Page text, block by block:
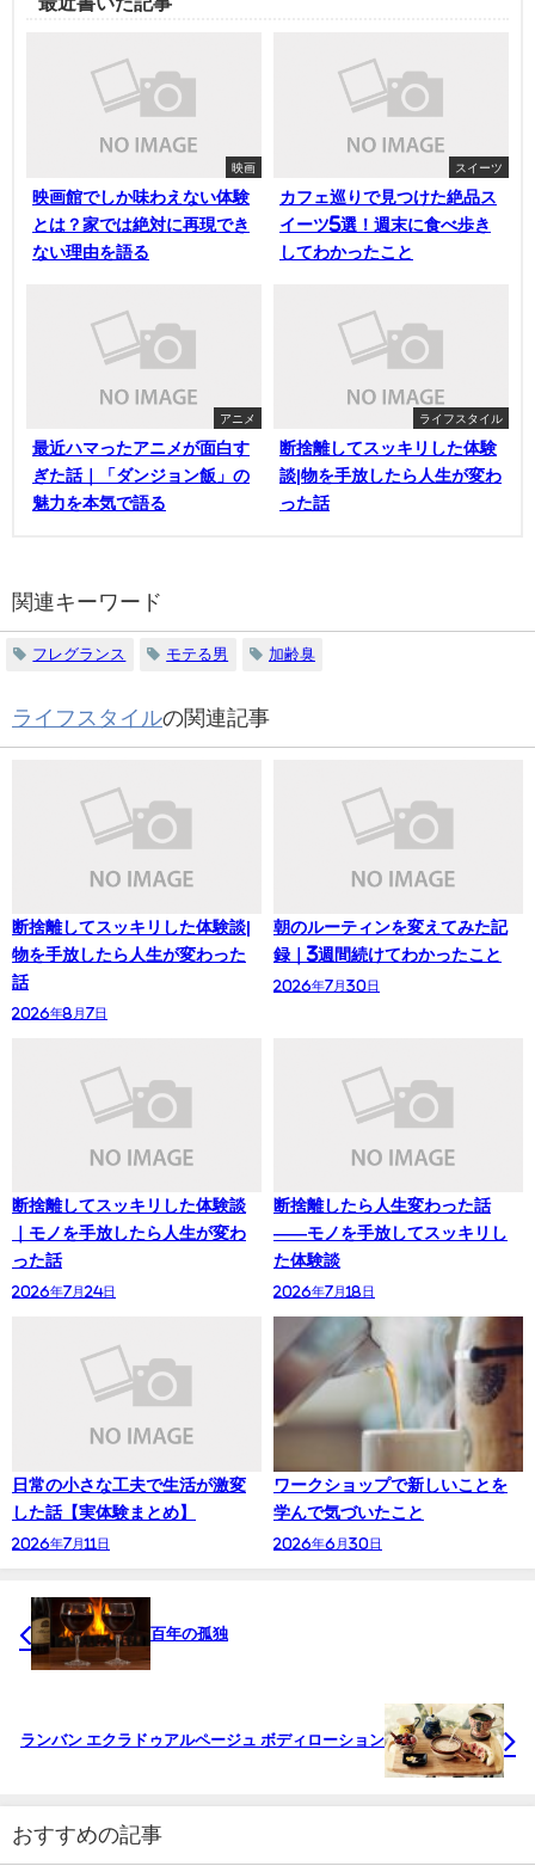
映画
映画館でしか味わえない体験
とは？家では絶対に再現でき
ない理由を語る
スイーツ
カフェ巡りで見つけた絶品ス
イーツ5選！週末に食べ歩き
してわかったこと
アニメ
最近ハマったアニメが面白す
ぎた話｜「ダンジョン飯」の
魅力を本気で語る
ライフスタイル
断捨離してスッキリした体験
談|物を手放したら人生が変わ
った話
関連キーワード
フレグランス モテる男 加齢臭
ライフスタイルの関連記事
断捨離してスッキリした体験談|
物を手放したら人生が変わった
話
2026年8月7日
朝のルーティンを変えてみた記
録｜3週間続けてわかったこと
2026年7月30日
断捨離してスッキリした体験談
｜モノを手放したら人生が変わ
った話
2026年7月24日
断捨離したら人生変わった話
——モノを手放してスッキリし
た体験談
2026年7月18日
日常の小さな工夫で生活が激変
した話【実体験まとめ】
2026年7月11日
ワークショップで新しいことを
学んで気づいたこと
2026年6月30日
百年の孤独
ランバン エクラドゥアルページュ ボディローション
おすすめの記事